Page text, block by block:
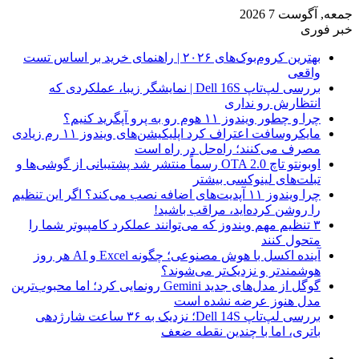
جمعه, آگوست 7 2026
خبر فوری
بهترین کروم‌بوک‌های ۲۰۲۶ | راهنمای خرید بر اساس تست
واقعی
بررسی لپ‌تاپ Dell 16S | نمایشگر زیبا، عملکردی که
انتظارش رو نداری
چرا و چطور ویندوز ۱۱ هوم رو به پرو آپگرید کنیم؟
مایکروسافت اعتراف کرد اپلیکیشن‌های ویندوز ۱۱ رم زیادی
مصرف می‌کنند؛ راه‌حل در راه است
اوبونتو تاچ OTA 2.0 رسماً منتشر شد پشتیبانی از گوشی‌ها و
تبلت‌های لینوکسی بیشتر
چرا ویندوز ۱۱ آپدیت‌های اضافه نصب می‌کند؟ اگر این تنظیم
را روشن کرده‌اید، مراقب باشید!
۳ تنظیم مهم ویندوز که می‌توانند عملکرد کامپیوتر شما را
متحول کنند
آینده اکسل با هوش مصنوعی؛ چگونه Excel و AI هر روز
هوشمندتر و نزدیک‌تر می‌شوند؟
گوگل از مدل‌های جدید Gemini رونمایی کرد؛ اما محبوب‌ترین
مدل هنوز عرضه نشده است
بررسی لپ‌تاپ Dell 14S؛ نزدیک به ۳۶ ساعت شارژدهی
باتری، اما با چندین نقطه ضعف